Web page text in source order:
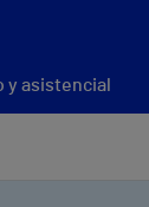
y asistencial